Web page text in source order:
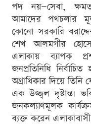
পদ নয়—সেবা,
আমাদের পথচলার মূল
কোনো সরকারি
শেখ আলমগীর
এলাকায় ব্যাপক
জনপ্রতিনিধি
অগ্রাধিকার দিয়ে
এক উজ্জ্বল দৃষ্টান্ত।
জনকল্যাণমূলক
ব্যক্ত করেন